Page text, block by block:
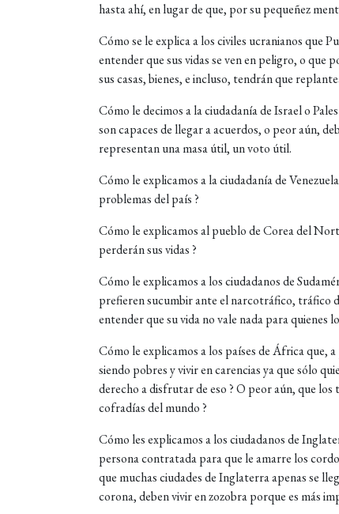
hasta ahí, en lugar de que, por su pequeñez
Cómo se le explica a los civiles ucranianos que
entender que sus vidas se ven en peligro, o
sus casas, bienes, e incluso, tendrán que
Cómo le decimos a la ciudadanía de Israel o
son capaces de llegar a acuerdos, o peor aún,
representan una masa útil, un voto útil.
Cómo le explicamos a la ciudadanía de
problemas del país ?
Cómo le explicamos al pueblo de Corea del
perderán sus vidas ?
Cómo le explicamos a los ciudadanos de
prefieren sucumbir ante el narcotráfico, tráfico
entender que su vida no vale nada para quienes
Cómo le explicamos a los países de África que,
siendo pobres y vivir en carencias ya que sólo
derecho a disfrutar de eso ? O peor aún, que
cofradías del mundo ?
Cómo les explicamos a los ciudadanos de
persona contratada para que le amarre los
que muchas ciudades de Inglaterra apenas se
corona, deben vivir en zozobra porque es más